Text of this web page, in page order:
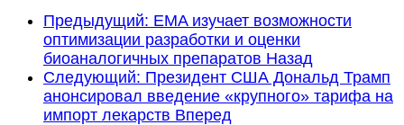
Предыдущий: EMA изучает возможности
оптимизации разработки и оценки
биоаналогичных препаратов Назад
Следующий: Президент США Дональд Трамп
анонсировал введение «крупного» тарифа на
импорт лекарств Вперед